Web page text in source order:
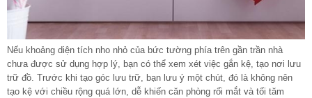
Nếu khoảng diện tích nho nhỏ của bức tường phía trên gần trần nhà
chưa được sử dụng hợp lý, bạn có thể xem xét việc gắn kệ, tạo nơi lưu
trữ đồ. Trước khi tạo góc lưu trữ, bạn lưu ý một chút, đó là không nên
tạo kệ với chiều rộng quá lớn, dễ khiến căn phòng rối mắt và tối tăm